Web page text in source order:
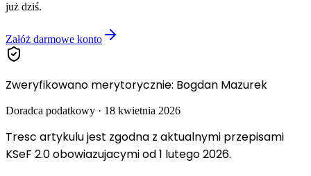
już dziś.
Załóż darmowe konto
Zweryfikowano merytorycznie: Bogdan Mazurek
Doradca podatkowy · 18 kwietnia 2026
Tresc artykulu jest zgodna z aktualnymi przepisami
KSeF 2.0 obowiazujacymi od 1 lutego 2026.